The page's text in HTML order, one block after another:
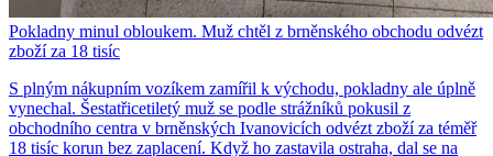
Pokladny minul obloukem. Muž chtěl z brněnského obchodu odvézt
zboží za 18 tisíc
S plným nákupním vozíkem zamířil k východu, pokladny ale úplně
vynechal. Šestatřicetiletý muž se podle strážníků pokusil z
obchodního centra v brněnských Ivanovicích odvézt zboží za téměř
18 tisíc korun bez zaplacení. Když ho zastavila ostraha, dal se na